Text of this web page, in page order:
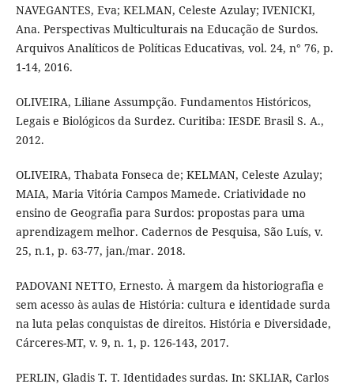
NAVEGANTES, Eva; KELMAN, Celeste Azulay; IVENICKI,
Ana. Perspectivas Multiculturais na Educação de Surdos.
Arquivos Analíticos de Políticas Educativas, vol. 24, n° 76, p.
1-14, 2016.
OLIVEIRA, Liliane Assumpção. Fundamentos Históricos,
Legais e Biológicos da Surdez. Curitiba: IESDE Brasil S. A.,
2012.
OLIVEIRA, Thabata Fonseca de; KELMAN, Celeste Azulay;
MAIA, Maria Vitória Campos Mamede. Criatividade no
ensino de Geografia para Surdos: propostas para uma
aprendizagem melhor. Cadernos de Pesquisa, São Luís, v.
25, n.1, p. 63-77, jan./mar. 2018.
PADOVANI NETTO, Ernesto. À margem da historiografia e
sem acesso às aulas de História: cultura e identidade surda
na luta pelas conquistas de direitos. História e Diversidade,
Cárceres-MT, v. 9, n. 1, p. 126-143, 2017.
PERLIN, Gladis T. T. Identidades surdas. In: SKLIAR, Carlos